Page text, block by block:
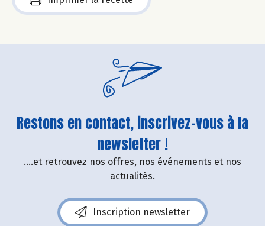
Restons en contact, inscrivez-vous à la
newsletter !
....et retrouvez nos offres, nos événements et nos
actualités.
Inscription newsletter